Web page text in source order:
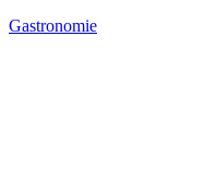
Gastronomie